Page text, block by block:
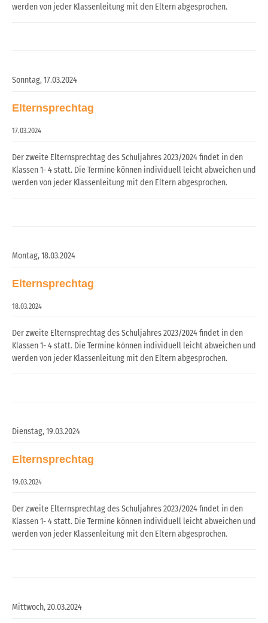
werden von jeder Klassenleitung mit den Eltern abgesprochen.
Sonntag,17.03.2024
Elternsprechtag
17.03.2024
Der zweite Elternsprechtag des Schuljahres 2023/2024 findet in den
Klassen 1- 4 statt. Die Termine können individuell leicht abweichen und
werden von jeder Klassenleitung mit den Eltern abgesprochen.
Montag,18.03.2024
Elternsprechtag
18.03.2024
Der zweite Elternsprechtag des Schuljahres 2023/2024 findet in den
Klassen 1- 4 statt. Die Termine können individuell leicht abweichen und
werden von jeder Klassenleitung mit den Eltern abgesprochen.
Dienstag,19.03.2024
Elternsprechtag
19.03.2024
Der zweite Elternsprechtag des Schuljahres 2023/2024 findet in den
Klassen 1- 4 statt. Die Termine können individuell leicht abweichen und
werden von jeder Klassenleitung mit den Eltern abgesprochen.
Mittwoch,20.03.2024